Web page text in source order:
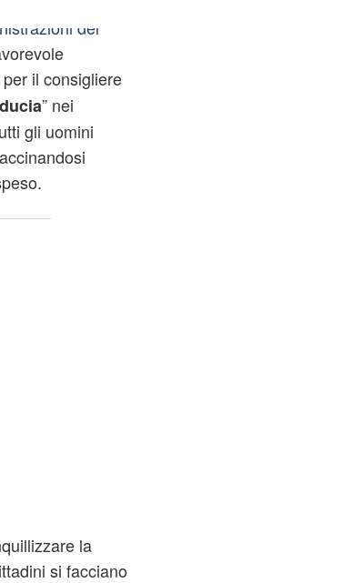
del
il consigliere
” nei
gli uomini
la
si facciano